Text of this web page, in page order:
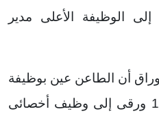
الوظيفة الأعلى مدير
أن الطاعن عين بوظيفة
طبيب اعتبارا من 1/4/1961 ورقى إلى وظيف أخصائى